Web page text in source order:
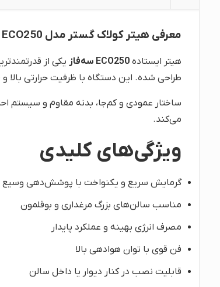
معرفی هیتر کولاک گستر مدل ECO250 سه‌فاز
هیتر ایستادهECO250 سه‌فاز
طراحی شده. این دستگاه با ظرفیت حرارتی بالا
ساختار عمودی و کم‌جا، بدنه مقاوم و سیستم
می‌کند.
ویژگی‌های کلیدی
گرمایش سریع و یکنواخت با پوشش‌دهی وسیع
مناسب سالن‌های بزرگ مرغداری و بوقلمون
مصرف انرژی بهینه و عملکرد پایدار
فن قوی با توان هوادهی بالا
قابلیت نصب در کنار دیوار یا داخل سالن